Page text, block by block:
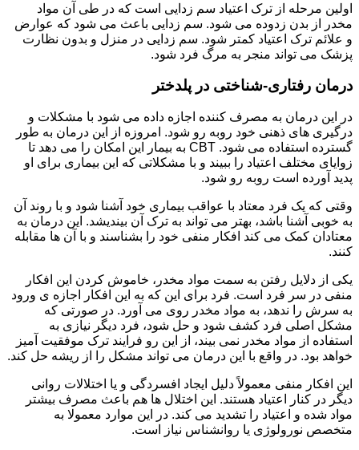
اولین مرحله از ترک اعتیاد سم زدایی است که در طی آن مواد
مخدر از بدن زدوده می شود. سم زدایی باعث می شود که عوارض
و علائم ترک اعتیاد کمتر شود. سم زدایی در منزل و بدون نظارت
پزشک می تواند منجر به مرگ فرد شود.
درمان رفتاری-شناختی در پلدختر
در این درمان به مصرف کننده اجازه داده می شود با مشکلات و
درگیری های ذهنی خود روبه رو شود. امروزه از این درمان به طور
گسترده استفاده می شود. CBT به بیمار این امکان را می دهد تا
زوایای مختلف اعتیاد را ببیند و با مشکلاتی که این بیماری برای او
پدید آورده است روبه رو شود.
وقتی که یک فرد معتاد با عواقب بیماری خود آشنا شود و با روند آن
به خوبی آشنا باشد، بهتر می تواند به ترک آن بیندیشد. این درمان به
معتادان کمک می کند افکار منفی خود را بشناسند و با آن ها مقابله
کنند.
یکی از دلایل رفتن به سمت مواد مخدر، خاموش کردن این افکار
منفی در سر فرد است. فرد برای این که به این افکار اجازه ی ورود
به سرش را ندهد، به مواد مخدر روی می آورد. در صورتی که
مشکل اصلی فرد کشف شود و حل شود، فرد دیگر نیازی به
استفاده از مواد مخدر نمی بیند، از این رو فرایند ترک موفقیت آمیز
خواهد بود. در واقع با این درمان می تواند مشکل را از ریشه حل کند.
این افکار منفی معمولاً دلیل ایجاد افسردگی و یا اختلالات روانی
دیگر در کنار اعتیاد هستند. این اختلال ها هم باعث مصرف بیشتر
مواد شده و اعتیاد را تشدید می کند. در این موارد معمولا به
متخصص نورولوژی یا روانشناس نیاز است.